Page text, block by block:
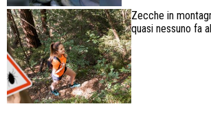
Zecche in
quasi nessuno fa